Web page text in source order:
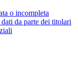
o incompleta
da parte dei titolari